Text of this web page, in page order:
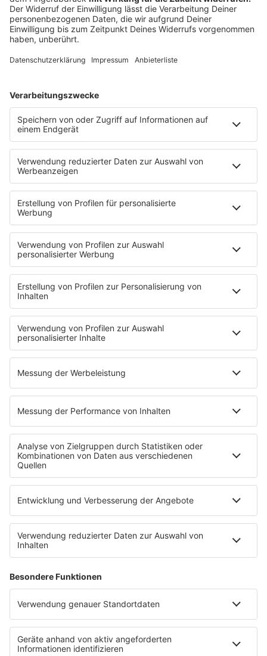
verkehrt die NordWestBahn nach dem Regelfahrplan.
Zwischen Moers und Duisburg verkehrt ein
Schienenersatzverkehr als Expressbusverbindung ohne
Rheinhausen werden gebeten, den
Haltestellen der Ersatzbusse:
Moers Bussteig 4 B
Duisburg Hbf Haltestelle „Neudorfer Straße“
Oberhausen Hbf Haltestelle „Oberhausen Hbf“
Oberhausen-Osterfeld Süd Haltestelle „Oberhausen-
Osterfeld Süd Bf“
Bottrop-Vonderort Haltestelle „Vonderort Bf“
Bottrop Hbf Haltestelle „Bottrop Bahnhof“
Der Ersatzfahrplan ist auf der Internetseite der
NordWestBahn unter
Aufgrund der Kurzfristigkeit ist der Fahrplan nicht in
den Online-Auskunftsmedien abrufbar. Der früheste
mögliche Zeitpunkt wird dafür der 15. Oktober sein.
Mobilität eingeschränkt sind, sich so früh wie möglich
vor Fahrtantritt unter der Telefonnummer 0541 2002
4321 (zum Ortstarif, Mobilfunk kann abweichen)
melden. Die Mitnahme von Fahrrädern ist in den SEV-
Wir weisen darauf hin, dass in den Zügen der
NordWestBahn die Verpflichtung gilt, eine
medizinische Maske (OP-Maske, Maske des Typs
Pflicht gilt auch beim Betreten des
Bahnhofsgeländes sowie in den Ersatzbussen.Auf
unserer Websiteinformieren wir immer aktuell,
was es im Zusammenhang mit dem Coronavirus
bei Fahrten in den Zügen der NordWestBahn zu
beachten gibt unterwww.nordwestbahn.de/corona